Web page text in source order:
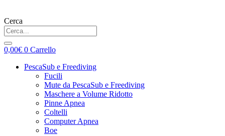
Cerca
0,00€ 0 Carrello
PescaSub e Freediving
Fucili
Mute da PescaSub e Freediving
Maschere a Volume Ridotto
Pinne Apnea
Coltelli
Computer Apnea
Boe